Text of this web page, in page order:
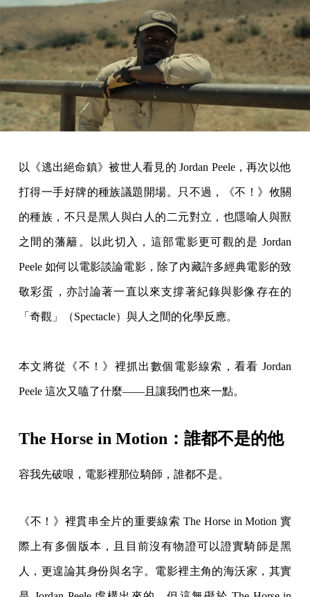
以《逃出絕命鎮》被世人看見的 Jordan Peele，再次以他
打得一手好牌的種族議題開場。只不過，《不！》攸關
的種族，不只是黑人與白人的二元對立，也隱喻人與獸
之間的藩籬。以此切入，這部電影更可觀的是 Jordan
Peele 如何以電影談論電影，除了內藏許多經典電影的致
敬彩蛋，亦討論著一直以來支撐著紀錄與影像存在的
「奇觀」（Spectacle）與人之間的化學反應。
本文將從《不！》裡抓出數個電影線索，看看 Jordan
Peele 這次又嗑了什麼——且讓我們也來一點。
The Horse in Motion：誰都不是的他
容我先破哏，電影裡那位騎師，誰都不是。
《不！》裡貫串全片的重要線索 The Horse in Motion 實
際上有多個版本，且目前沒有物證可以證實騎師是黑
人，更遑論其身份與名字。電影裡主角的海沃家，其實